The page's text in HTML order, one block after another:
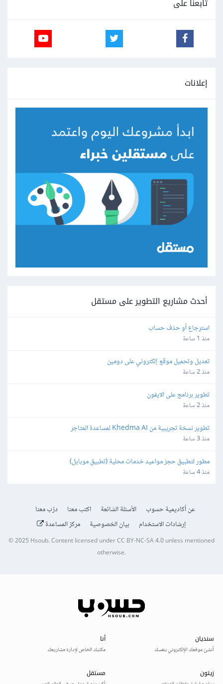
إعلانات
أحدث مشاريع التطوير على مستقل
استرجاع أو حذف حساب
منذ 1 ساعة
تعديل وتحميل موقع إلكتروني على دومين
منذ 2 ساعة
تطوير برنامج على الايفون
منذ 2 ساعة
تطوير نسخة تجريبية من Khedma AI لمساعدة المتاجر
منذ 3 ساعة
مطور لتطبيق حجز مواعيد خدمات محلية (تطبيق موبايل)
منذ 4 ساعة
عن أكاديمية حسوب الأسئلة الشائعة اكتب معنا
درّب معنا
إرشادات الاستخدام
بيان الخصوصية مركز المساعدة
© 2025 Hsoub.Content licensed underCC BY-NC-SA 4.0unless mentioned
otherwise.